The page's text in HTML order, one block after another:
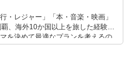
メ旅が好きで、子どもを出産後は
。 大学は教育学部卒業。高等学校
司書教諭の実習を経て、「言葉」
関わりたいと書店員の道を志した
ルギーを子どもに向けて、図書館
・レジャー」「本・音楽・映画」
、海外10か国以上を旅した経験を
を決めて最適なプランを考えるの
ショップでの販売経験もあり。誰